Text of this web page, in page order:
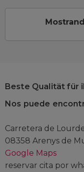
Beste Qualität für
Nos puede
Carretera de
08358 Arenys de
Google Maps
reservar cita por